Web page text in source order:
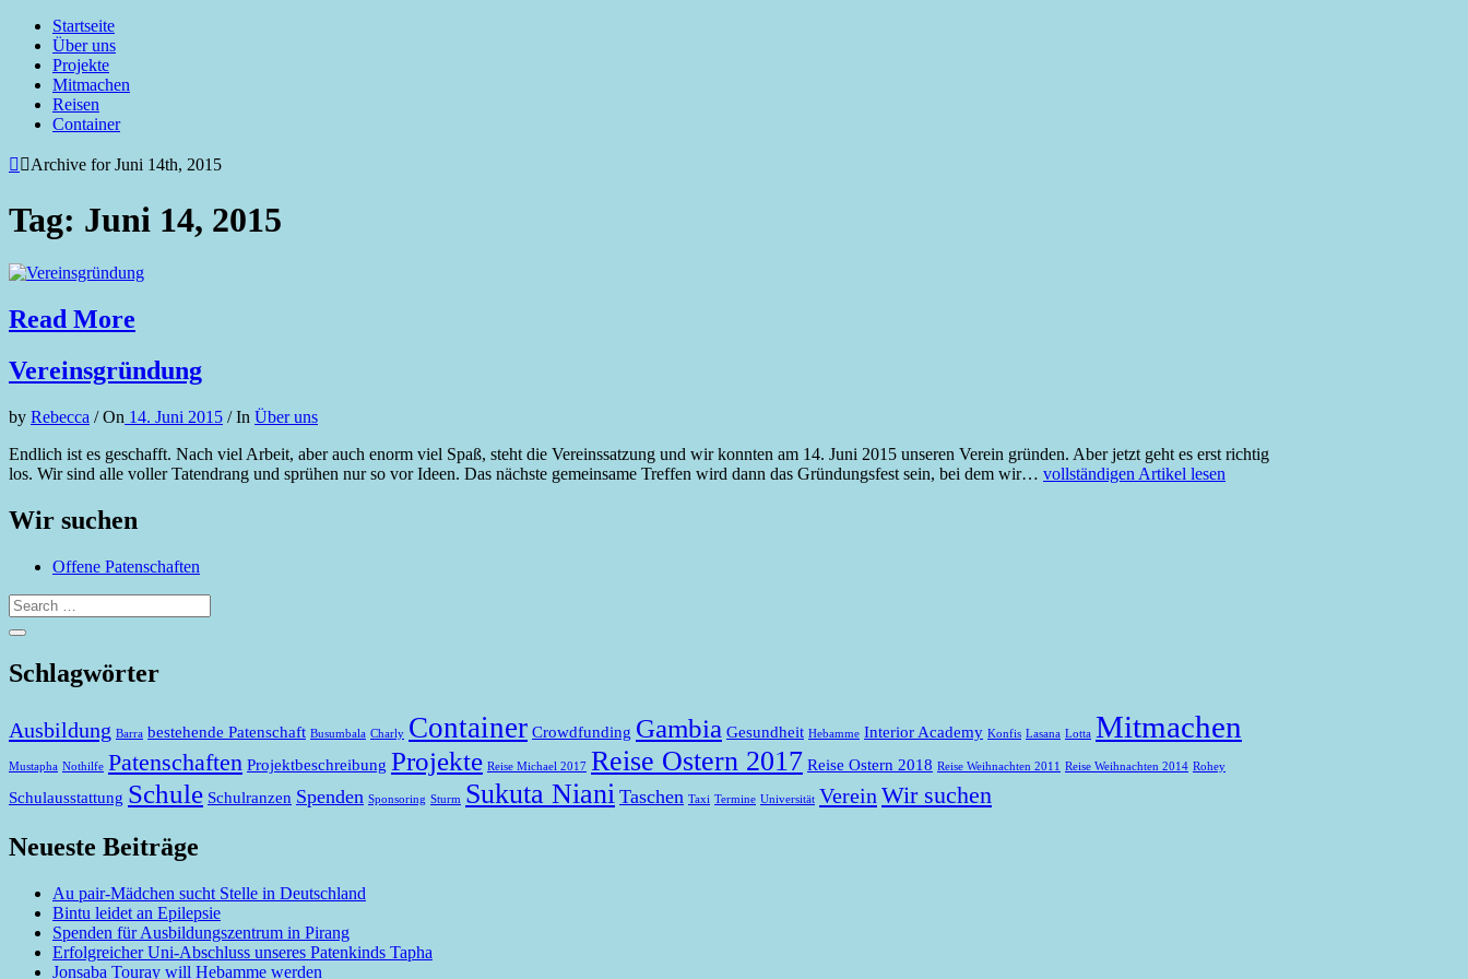
Startseite
Über uns
Projekte
Mitmachen
Reisen
Container
Archive for Juni 14th, 2015
Tag: Juni 14, 2015
Read More
Vereinsgründung
by Rebecca /On 14. Juni 2015 /In Über uns
Endlich ist es geschafft. Nach viel Arbeit, aber auch enorm viel Spaß, steht die Vereinssatzung und wir konnten am 14. Juni 2015 unseren Verein gründen. Aber jetzt geht es erst richtig
los. Wir sind alle voller Tatendrang und sprühen nur so vor Ideen. Das nächste gemeinsame Treffen wird dann das Gründungsfest sein, bei dem wir… vollständigen Artikel lesen
Wir suchen
Offene Patenschaften
Schlagwörter
Ausbildung Barra bestehende Patenschaft Busumbala Charly Container Crowdfunding Gambia Gesundheit Hebamme Interior Academy Konfis Lasana Lotta Mitmachen
Mustapha Nothilfe Patenschaften Projektbeschreibung Projekte Reise Michael 2017 Reise Ostern 2017 Reise Ostern 2018 Reise Weihnachten 2011 Reise Weihnachten 2014 Rohey
Schulausstattung Schule Schulranzen Spenden Sponsoring Sturm Sukuta Niani Taschen Taxi Termine Universität VereinWir suchen
Neueste Beiträge
Au pair-Mädchen sucht Stelle in Deutschland
Bintu leidet an Epilepsie
Spenden für Ausbildungszentrum in Pirang
Erfolgreicher Uni-Abschluss unseres Patenkinds Tapha
Jonsaba Touray will Hebamme werden